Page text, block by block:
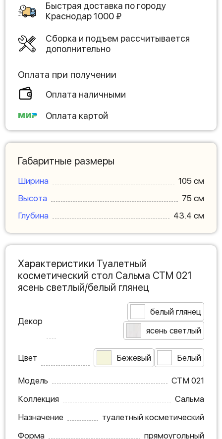
Быстрая доставка по городу
Краснодар1000 ₽
Сборка и подъем рассчитывается
дополнительно
Оплата при получении
Оплата наличными
Оплата картой
Габаритные размеры
Ширина
105 см
Высота
75 см
Глубина
43.4 см
Характеристики Туалетный
косметический стол Сальма СТМ 021
ясень светлый/белый глянец
Декор
белый глянец
ясень светлый
Цвет Бежевый Белый
Модель
СТМ 021
Коллекция
Сальма
Назначение
туалетный косметический
Форма
прямоугольный